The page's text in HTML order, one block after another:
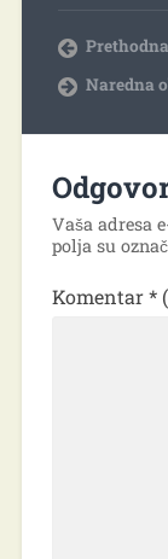
Naredna
Vaša adresa
polja su
Komentar*